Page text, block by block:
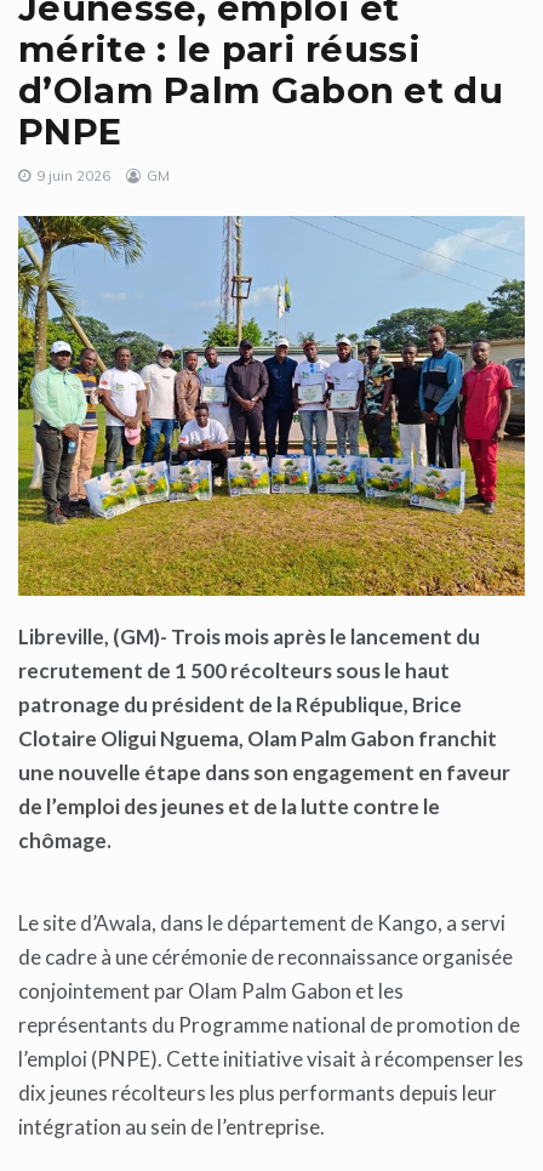
mérite : le pari réussi
d’Olam Palm Gabon et du
PNPE
9 juin 2026 GM
Libreville, (GM)- Trois mois après le lancement du
recrutement de 1 500 récolteurs sous le haut
patronage du président de la République, Brice
Clotaire Oligui Nguema, Olam Palm Gabon franchit
une nouvelle étape dans son engagement en faveur
de l’emploi des jeunes et de la lutte contre le
chômage.
Le site d’Awala, dans le département de Kango, a servi
de cadre à une cérémonie de reconnaissance organisée
conjointement par Olam Palm Gabon et les
représentants du Programme national de promotion de
l’emploi (PNPE). Cette initiative visait à récompenser les
dix jeunes récolteurs les plus performants depuis leur
intégration au sein de l’entreprise.